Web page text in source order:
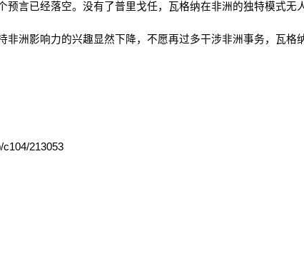
言已经落空。没有了普里戈任，瓦格纳在非洲的独特模式无
洲影响力的兴趣显然下降，不愿再过多干涉非洲事务，瓦格
c104/213053